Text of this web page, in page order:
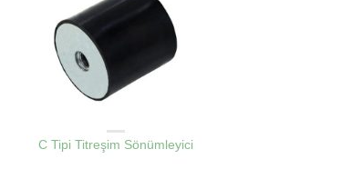
C Tipi Titreşim Sönümleyici